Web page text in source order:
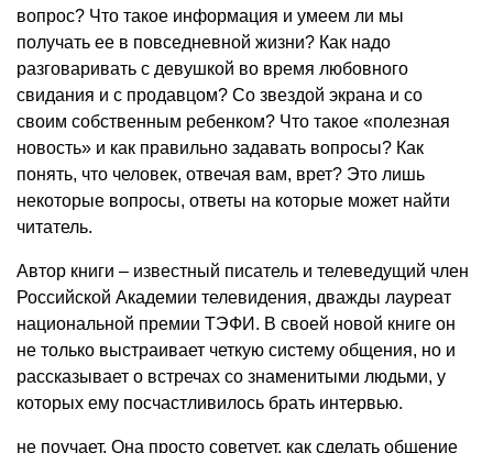
вопрос? Что такое информация и умеем ли мы
получать ее в повседневной жизни? Как надо
разговаривать с девушкой во время любовного
свидания и с продавцом? Со звездой экрана и со
своим собственным ребенком? Что такое «полезная
новость» и как правильно задавать вопросы? Как
понять, что человек, отвечая вам, врет? Это лишь
некоторые вопросы, ответы на которые может найти
читатель.
Автор книги – известный писатель и телеведущий член
Российской Академии телевидения, дважды лауреат
национальной премии ТЭФИ. В своей новой книге он
не только выстраивает четкую систему общения, но и
рассказывает о встречах со знаменитыми людьми, у
которых ему посчастливилось брать интервью.
не поучает. Она просто советует, как сделать общение